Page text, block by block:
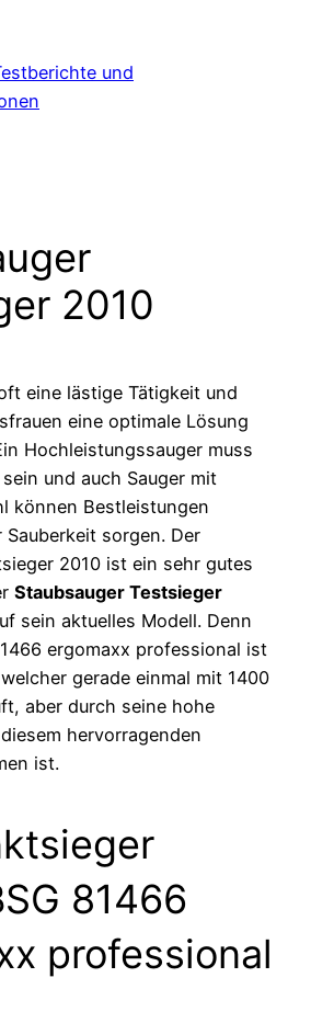
und
2010
eine lästige Tätigkeit und
eine optimale Lösung
Hochleistungssauger muss
und auch Sauger mit
können Bestleistungen
sorgen. Der
2010 ist ein sehr gutes
Staubsauger Testsieger
sein aktuelles Modell. Denn
ergomaxx professional ist
gerade einmal mit 1400
aber durch seine hohe
hervorragenden
ist.
81466
professional